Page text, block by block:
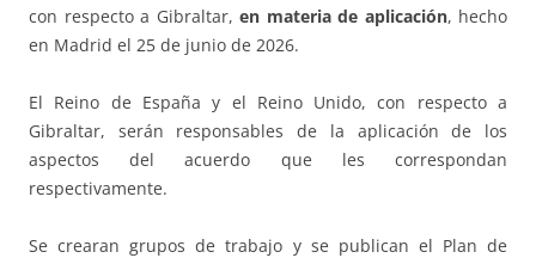
con respecto a Gibraltar, en materia de aplicación, hecho
en Madrid el 25 de junio de 2026.
El Reino de España y el Reino Unido, con respecto a
Gibraltar, serán responsables de la aplicación de los
aspectos del acuerdo que les correspondan
respectivamente.
Se crearan grupos de trabajo y se publican el Plan de